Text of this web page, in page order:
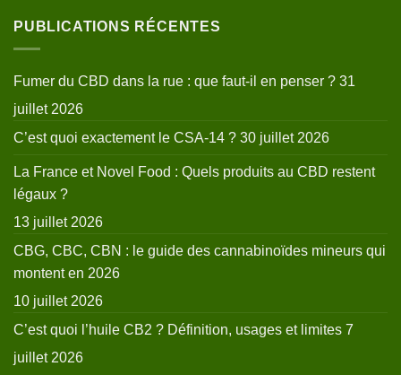
PUBLICATIONS RÉCENTES
Fumer du CBD dans la rue : que faut-il en penser ? 31
juillet 2026
C’est quoi exactement le CSA-14 ? 30 juillet 2026
La France et Novel Food : Quels produits au CBD restent
légaux ?
13 juillet 2026
CBG, CBC, CBN : le guide des cannabinoïdes mineurs qui
montent en 2026
10 juillet 2026
C’est quoi l’huile CB2 ? Définition, usages et limites 7
juillet 2026